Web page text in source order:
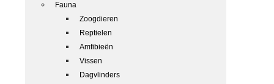
Fauna
Zoogdieren
Reptielen
Amfibieën
Vissen
Dagvlinders